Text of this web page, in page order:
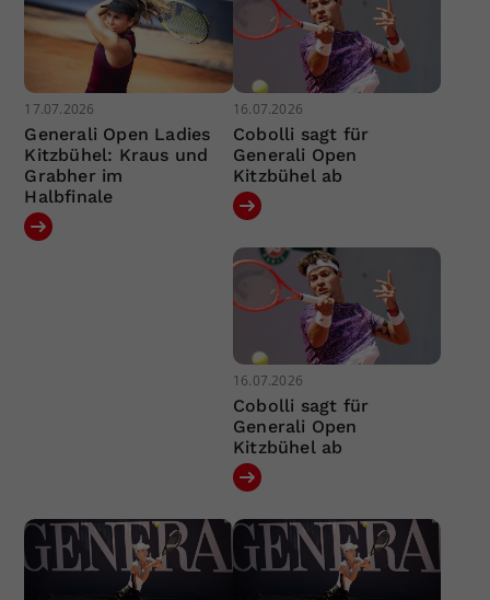
17.07.2026
Generali Open Ladies
Kitzbühel: Kraus und
Grabher im
Halbfinale
16.07.2026
Cobolli sagt für
Generali Open
Kitzbühel ab
16.07.2026
Cobolli sagt für
Generali Open
Kitzbühel ab